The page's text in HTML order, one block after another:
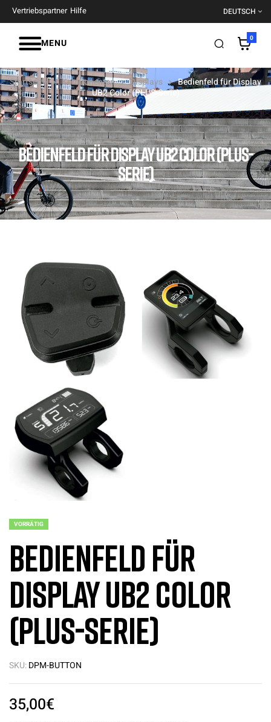
Vertriebspartner Hilfe DEUTSCH
MENU 0
BEDIENFELD FÜR DISPLAY UB2 COLOR (PLUS-
SERIE)
Startseite Komponenten Displays
Bedienfeld für Display
UB2 Color (PLUS-Serie)
VORRÄTIG
Bedienfeld für
Display UB2 Color
(PLUS-Serie)
SKU:DPM-BUTTON
35,00€